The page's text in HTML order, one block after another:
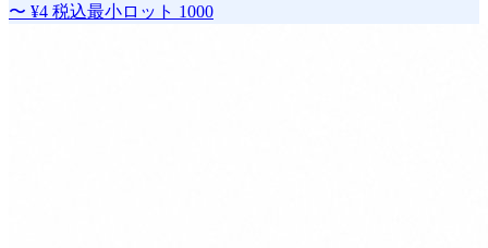
〜 ¥4 税込最小ロット 1000